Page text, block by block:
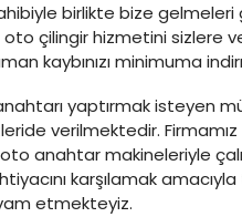
birlikte bize gelmeleri
çilingir hizmetini sizlere
kaybınızı minimuma
yaptırmak isteyen
verilmektedir. Firmamız
anahtar makineleriyle
karşılamak amacıyla
etmekteyiz.